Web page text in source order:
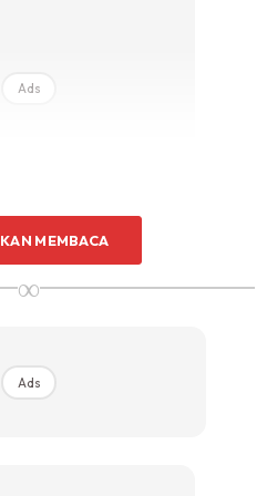
Ads
merokok dan pastikan cukup
tubuh
MEMBACA
∞
Ads